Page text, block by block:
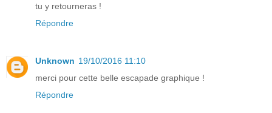
tu y retourneras !
Répondre
Unknown 19/10/2016 11:10
merci pour cette belle escapade graphique !
Répondre